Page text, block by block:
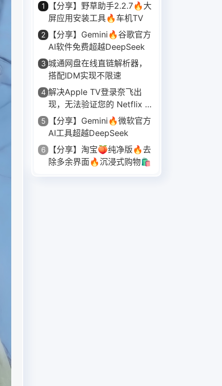
1
【分享】野草助手2.2.7🔥大
屏应用安装工具🔥车机TV
2
【分享】Gemini🔥谷歌官方
AI软件免费超越DeepSeek
3 城通网盘在线直链解析器，
搭配IDM实现不限速
4 解决Apple TV登录奈飞出
现，无法验证您的 Netflix 帐
户名称或密码，请重试,代
码:113
5
【分享】Gemini🔥微软官方
AI工具超越DeepSeek
6
【分享】淘宝🍑纯净版🔥去
除多余界面🔥沉浸式购物🛍️